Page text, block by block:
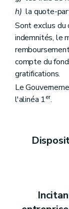
h) la quote-
Sont exclus du
indemnités, le
compte du
gratifications.
Le
l'alinéa 1er.